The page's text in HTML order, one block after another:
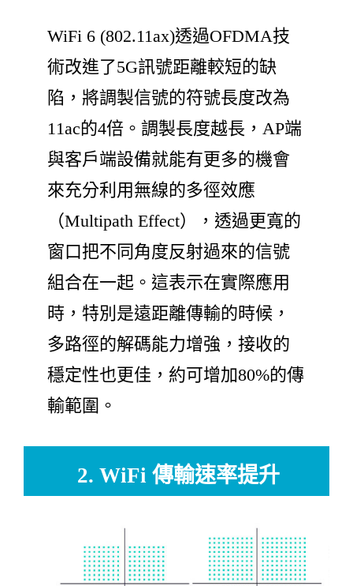
WiFi 6 (802.11ax)透過OFDMA技
術改進了5G訊號距離較短的缺
陷，將調製信號的符號長度改為
11ac的4倍。調製長度越長，AP端
與客戶端設備就能有更多的機會
來充分利用無線的多徑效應
（Multipath Effect），透過更寬的
窗口把不同角度反射過來的信號
組合在一起。這表示在實際應用
時，特別是遠距離傳輸的時候，
多路徑的解碼能力增強，接收的
穩定性也更佳，約可增加80%的傳
輸範圍。
2. WiFi 傳輸速率提升